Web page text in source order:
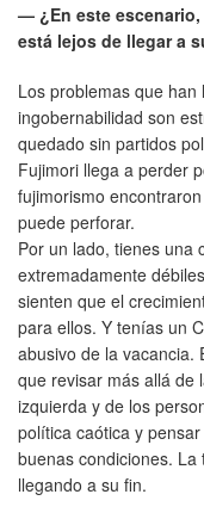
— ¿En este
está lejos de llegar a
Los problemas que
ingobernabilidad son
quedado sin partidos
Fujimori llega a perder
fujimorismo
puede perforar.
Por un lado, tienes una
extremadamente
sienten que el
para ellos. Y tenías un
abusivo de la vacancia.
que revisar más allá de
izquierda y de los
política caótica y
buenas condiciones.
llegando a su fin.